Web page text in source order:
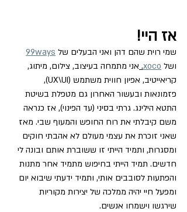
אז היי!
שמי רוית שהם דהן ואני הבעלים של 99ways
ושל xoco
. אני מתמחה בעיצוב, צילום, מיתוג,
קריאייטיב, אפיון חווית משתמש (UX\UI),
פזמונאות ובעשור האחרון גם מטפלת בשיטת
התטא הילינג. גרתי בסיני (עד הפינוי), אז כנראה
משם קיבלתי את רוח החופש והמעוף שבי. מאז
שאני זוכרת את עצמי מעולם לא אהבתי חוקים
ומסגרות, ותמיד הייתי זו ששוברת אותם ובונה לי
חדשים. תמיד הייתי בחיפוש מתמיד אחר מתנות
והפתעות לסובבים אותי, ותמיד ידעתי שיבוא יום
ומפעל חיי יהיה ממלכה של יצירות מקוריות
שירגשו וישמחו אנשים.